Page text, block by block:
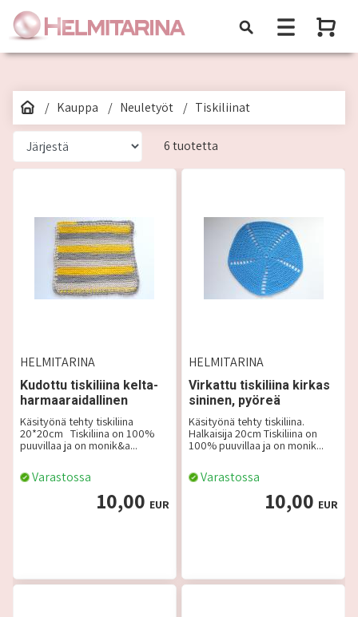
Kauppa Neuletyöt Tiskiliinat
6 tuotetta
HELMITARINA
Kudottu tiskiliina kelta-
harmaaraidallinen
Käsityönä tehty tiskiliina
20*20cm Tiskiliina on 100%
puuvillaa ja on monik&a...
Varastossa
10,00 EUR
HELMITARINA
Virkattu tiskiliina kirkas
sininen, pyöreä
Käsityönä tehty tiskiliina.
Halkaisija 20cm Tiskiliina on
100% puuvillaa ja on monik...
Varastossa
10,00 EUR